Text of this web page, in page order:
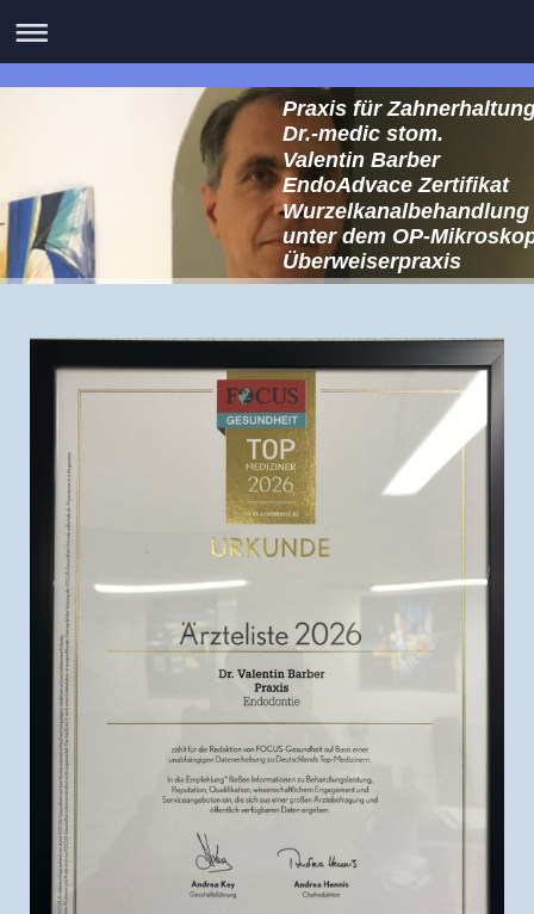
Praxis für
Dr.-medic stom.
Valentin Barber
EndoAdvace Zertifikat
Wurzelkanalbehandlung
unter dem OP-
Überweiserpraxis